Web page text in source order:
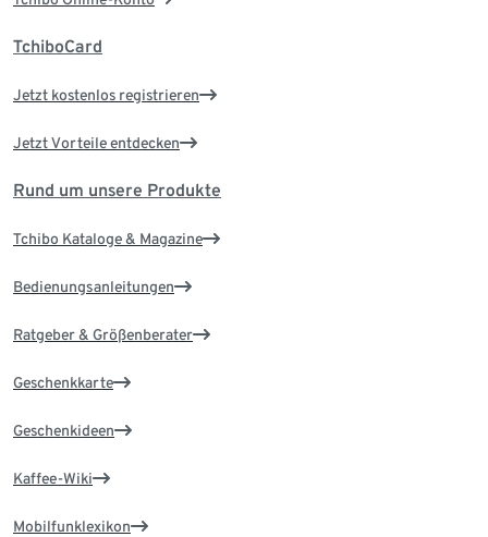
TchiboCard
Jetzt kostenlos registrieren
Jetzt Vorteile entdecken
Rund um unsere Produkte
Tchibo Kataloge & Magazine
Bedienungsanleitungen
Ratgeber & Größenberater
Geschenkkarte
Geschenkideen
Kaffee-Wiki
Mobilfunklexikon